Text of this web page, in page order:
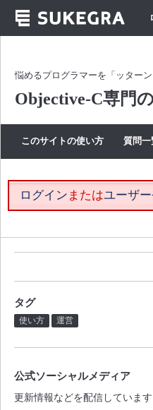
悩めるプログラマーを「ッターン
Objective-C専門
このサイトの使い方 質問一
ログイン またはユーザ
タグ
使い方 運営
公式ソーシャルメディア
更新情報などを配信しています